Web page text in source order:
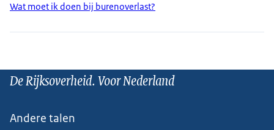
Wat moet ik doen bij burenoverlast?
De Rijksoverheid. Voor Nederland
Andere talen